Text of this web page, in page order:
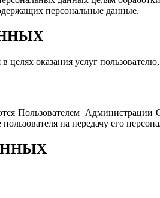
персональные данные.
целях оказания услуг
Пользователем Администрации
на передачу его